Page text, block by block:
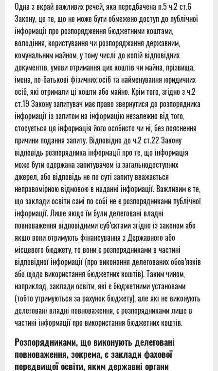
Одна з вкрай важливих речей, яка передбачена п.5 ч.2 ст.6
Закону, це те, що не може бути обмежено доступ до публічної
інформації про розпорядження бюджетними коштами,
володіння, користування чи розпоряджання державним,
комунальним майном, у тому числі до копій відповідних
документів, умови отримання цих коштів чи майна, прізвища,
імена, по-батькові фізичних осіб та найменування юридичних
осіб, які отримали ці кошти або майно. Крім того, згідно з ч.2
ст.19 Закону запитувач має право звернутися до розпорядника
інформації із запитом на інформацію незалежно від того,
стосується ця інформація його особисто чи ні, без пояснення
причини подання запиту. Відповідно до ч.2 ст.22 Закону
відповідь розпорядника інформації про те, що інформація
може бути одержана запитувачем із загальнодоступних
джерел, або відповідь не по суті запиту вважається
неправомірною відмовою в наданні інформації. Важливим є те,
що заклади освіти самі по собі не є розпорядниками публічної
інформації. Лише якщо їм були делеговані владні
повноваження відповідними суб’єктами згідно із законом або
якщо вони отримують фінансування з Державного або
місцевого бюджету, то вони є розпорядниками в частині
відповідної інформації (про виконання делегованих обов’язків
або щодо використання бюджетних коштів). Таким чином,
наприклад, заклади освіти, які є бюджетними установами
(тобто утримуються за рахунок бюджету), але які не виконують
делеговані владні повноваження, є розпорядниками лише в
частині інформації про використання бюджетних коштів.
Розпорядниками, що виконують делеговані
повноваження, зокрема, є заклади фахової
передвищої освіти, яким державні органи